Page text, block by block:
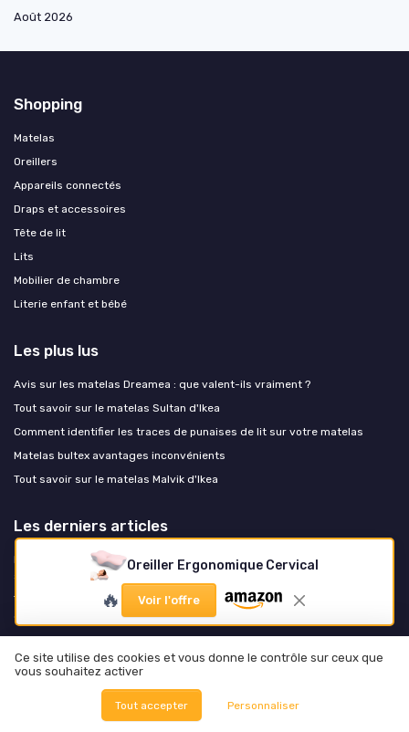
Oreiller Ergonomique Cervical
🔥 Voir l'offre
Août 2026
Shopping
Matelas
Oreillers
Appareils connectés
Draps et accessoires
Tête de lit
Lits
Mobilier de chambre
Literie enfant et bébé
Les plus lus
Avis sur les matelas Dreamea : que valent-ils vraiment ?
Tout savoir sur le matelas Sultan d'Ikea
Comment identifier les traces de punaises de lit sur votre matelas
Matelas bultex avantages inconvénients
Tout savoir sur le matelas Malvik d'Ikea
Les derniers articles
Draps en lin, percale ou satin : comment vos draps transforment la
sensation du matelas
Test Ensemble Sommier + Matelas Somness Energy : un combo ferme
qui fait le job pour le dos
Test Dreamzie Cadre de Lit 200x200 : le lit metal simple, pratique et pas
trop prise de tête
simple qui fait le job sans chichis
Test Surmatelas Emma Original Pro 180x200 : le gros pansement pour
Ce site utilise des cookies et vous donne le contrôle sur ceux que
vous souhaitez activer
Tout accepter Personnaliser